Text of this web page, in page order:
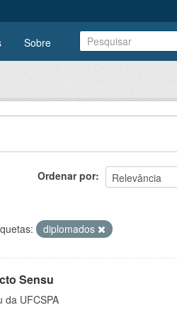
Sobre
Ordenar por
diplomados
Sensu
da UFCSPA